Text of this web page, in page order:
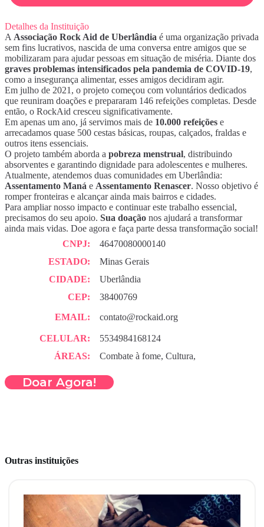
Detalhes da Instituição
A Associação Rock Aid de Uberlândia é uma organização privada
sem fins lucrativos, nascida de uma conversa entre amigos que se
mobilizaram para ajudar pessoas em situação de miséria. Diante dos
graves problemas intensificados pela pandemia de COVID-19,
como a insegurança alimentar, esses amigos decidiram agir.
Em julho de 2021, o projeto começou com voluntários dedicados
que reuniram doações e prepararam 146 refeições completas. Desde
então, o RockAid cresceu significativamente.
Em apenas um ano, já servimos mais de 10.000 refeições e
arrecadamos quase 500 cestas básicas, roupas, calçados, fraldas e
outros itens essenciais.
O projeto também aborda a pobreza menstrual, distribuindo
absorventes e garantindo dignidade para adolescentes e mulheres.
Atualmente, atendemos duas comunidades em Uberlândia:
Assentamento Maná e Assentamento Renascer. Nosso objetivo é
romper fronteiras e alcançar ainda mais bairros e cidades.
Para ampliar nosso impacto e continuar este trabalho essencial,
precisamos do seu apoio. Sua doação nos ajudará a transformar
ainda mais vidas. Doe agora e faça parte dessa transformação social!
CNPJ:
ESTADO:
CIDADE:
CEP:
EMAIL:
46470080000140
Minas Gerais
Uberlândia
38400769
contato@rockaid.org
CELULAR:
ÁREAS:
5534984168124
Combate à fome, Cultura,
Doar Agora!
Outras instituições